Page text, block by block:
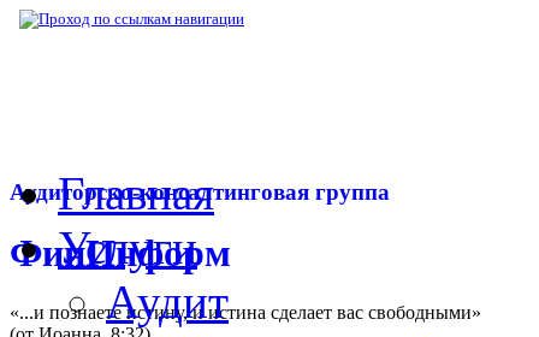
Аудиторско-консалтинговая группа
ФинИнформ
«...и познаете истину, и истина сделает вас свободными»
Главная
Услуги
Аудит